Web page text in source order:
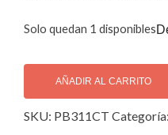
Solo quedan 1 disponibles
ProTec
Contoured
Estuche
Sax
AÑADIR AL CARRITO
SKU: PB311CT Categoría: